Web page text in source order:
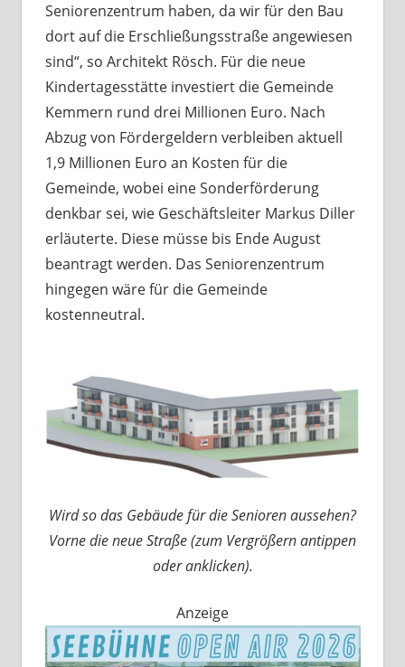
Seniorenzentrum haben, da wir für den Bau
dort auf die Erschließungsstraße angewiesen
sind“, so Architekt Rösch. Für die neue
Kindertagesstätte investiert die Gemeinde
Kemmern rund drei Millionen Euro. Nach
Abzug von Fördergeldern verbleiben aktuell
1,9 Millionen Euro an Kosten für die
Gemeinde, wobei eine Sonderförderung
denkbar sei, wie Geschäftsleiter Markus Diller
erläuterte. Diese müsse bis Ende August
beantragt werden. Das Seniorenzentrum
hingegen wäre für die Gemeinde
kostenneutral.
Wird so das Gebäude für die Senioren aussehen?
Vorne die neue Straße (zum Vergrößern antippen
oder anklicken).
Anzeige